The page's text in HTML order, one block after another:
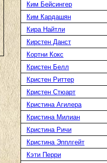
Ким Бейсингер
Ким Кардашян
Кира Найтли
Кирстен Данст
Кортни Кокс
Кристен Белл
Кристен Риттер
Кристен Стюарт
Кристина Агилера
Кристина Милиан
Кристина Ричи
Кристина Эпплгейт
Кэти Перри